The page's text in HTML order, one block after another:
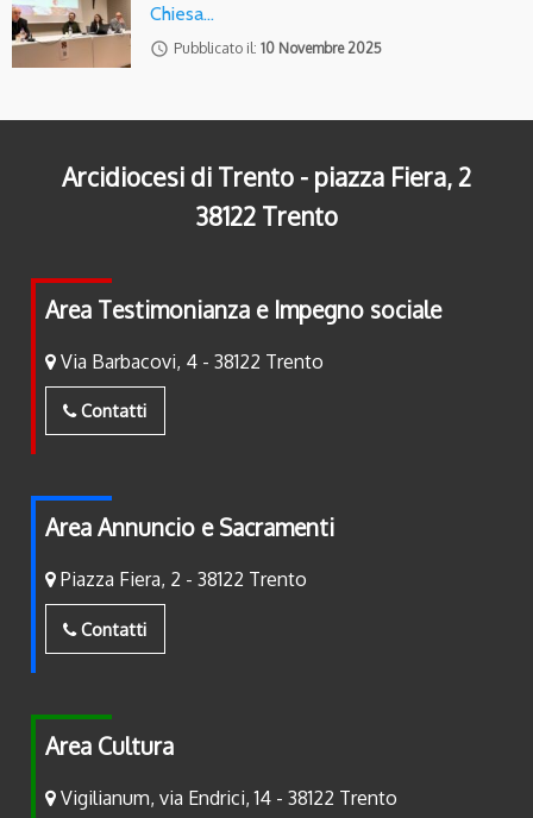
Chiesa…
access_time Pubblicato il: 10 Novembre 2025
Arcidiocesi di Trento - piazza Fiera, 2
38122 Trento
Area Testimonianza e Impegno sociale
Via Barbacovi, 4 - 38122 Trento
Contatti
Area Annuncio e Sacramenti
Piazza Fiera, 2 - 38122 Trento
Contatti
Area Cultura
Vigilianum, via Endrici, 14 - 38122 Trento